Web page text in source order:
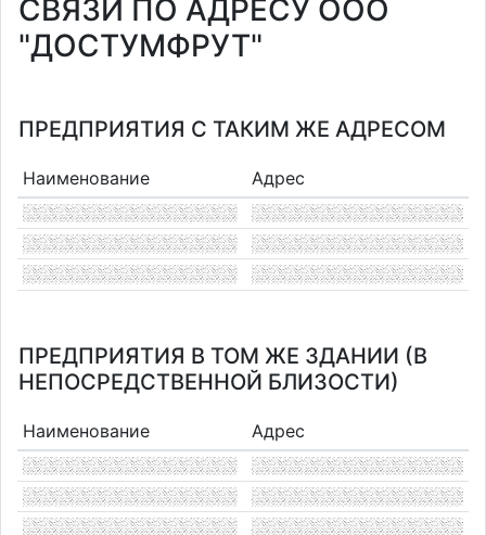
СВЯЗИ ПО АДРЕСУ ООО
"ДОСТУМФРУТ"
ПРЕДПРИЯТИЯ С ТАКИМ ЖЕ АДРЕСОМ
Наименование Адрес
ПРЕДПРИЯТИЯ В ТОМ ЖЕ ЗДАНИИ (В
НЕПОСРЕДСТВЕННОЙ БЛИЗОСТИ)
Наименование Адрес